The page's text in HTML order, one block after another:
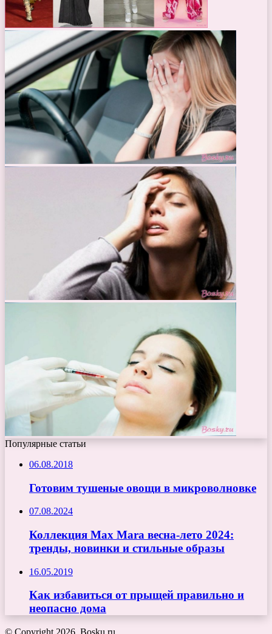
Популярные статьи
06.08.2018
Готовим тушеные овощи в микроволновке
07.08.2024
Коллекция Max Mara весна-лето 2024:
тренды, новинки и стильные образы
16.05.2019
Как избавиться от прыщей правильно и
неопасно дома